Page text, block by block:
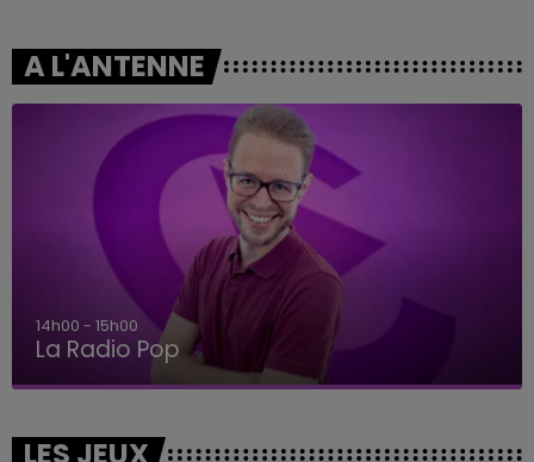
A L'ANTENNE
14h00 - 15h00
La Radio Pop